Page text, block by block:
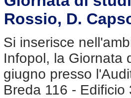
Rossio, D.
Si inserisce
Infopol, la Giornata
giugno presso
Breda 116 - Edificio